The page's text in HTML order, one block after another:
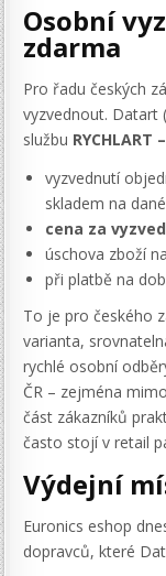
Osobní
zdarma
Pro řadu českých
vyzvednout. Datart
službu
vyzvednutí
skladem na
cena za
úschova zboží
při platbě na
To je pro českého
varianta,
rychlé osobní
ČR – zejména
část zákazníků
často stojí v retail
Výdejní
Euronics eshop
dopravců, které